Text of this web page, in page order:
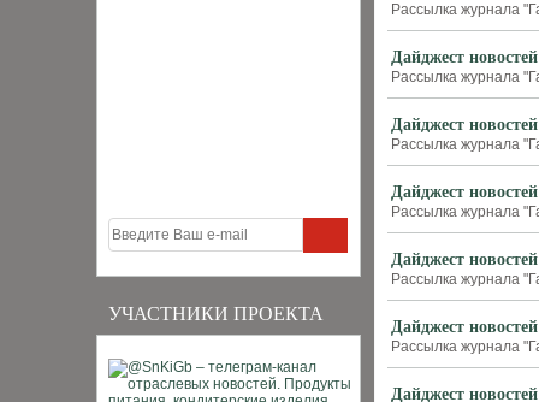
УЧАСТНИКИ ПРОЕКТА
Рассылка журнала
Дайджест
Рассылка журнала
Дайджест
Рассылка журнала
Дайджест
Рассылка журнала
Дайджест
Рассылка журнала
Дайджест
Рассылка журнала
Дайджест